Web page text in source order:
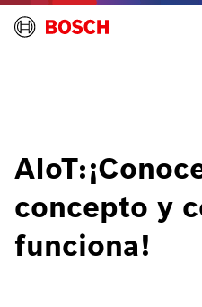
concepto y
funciona!